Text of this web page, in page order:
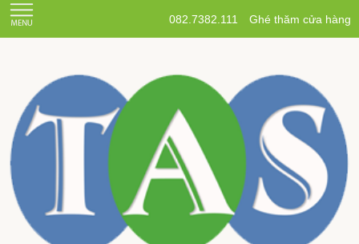
082.7382.111 Ghé thăm cửa hàng